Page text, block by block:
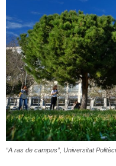
“A ras de campus”, Universitat